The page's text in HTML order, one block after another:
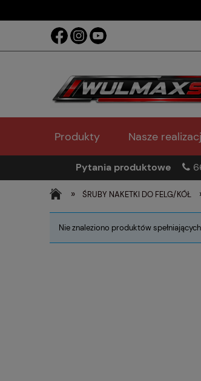
Produkty Nasze
Pytania produktowe
» ŚRUBY NAKETKI DO FELG/KÓŁ
Nie znaleziono produktów